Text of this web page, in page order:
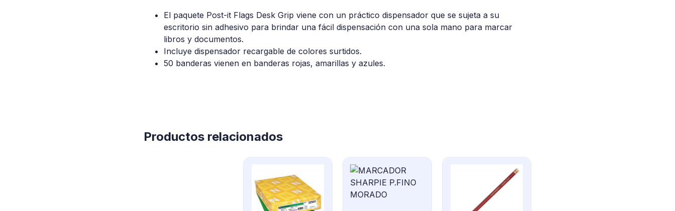
El paquete Post-it Flags Desk Grip viene con un práctico dispensador que se sujeta a su
escritorio sin adhesivo para brindar una fácil dispensación con una sola mano para marcar
libros y documentos.
Incluye dispensador recargable de colores surtidos.
50 banderas vienen en banderas rojas, amarillas y azules.
Productos relacionados